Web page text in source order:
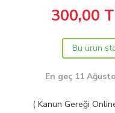
300,00
Bu ürün
En geç 11
( Kanun Gereği Online